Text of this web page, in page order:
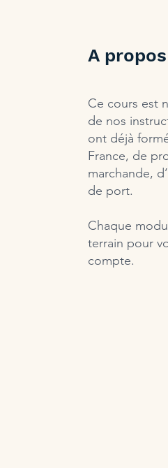
A
Ce cours est
de nos
ont déjà
France, de
marchande,
de port.​
Chaque
terrain pour
compte.